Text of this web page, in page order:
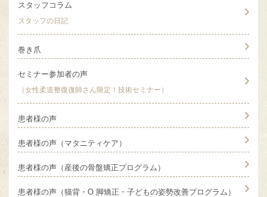
スタッフコラム
スタッフの日記
巻き爪
セミナー参加者の声
（女性柔道整復復師さん限定！技術セミナー）
患者様の声
患者様の声（マタニティケア）
患者様の声（産後の骨盤矯正プログラム）
患者様の声（猫背・O 脚矯正・子どもの姿勢改善プログラム）